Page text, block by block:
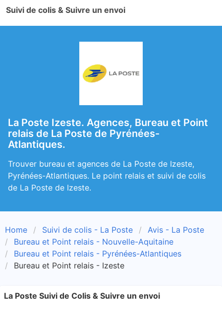
Suivi de colis & Suivre un envoi
La Poste Izeste. Agences, Bureau et Point
relais de La Poste de Pyrénées-
Atlantiques.
Trouver bureau et agences de La Poste de Izeste,
Pyrénées-Atlantiques. Le point relais et suivi de colis
de La Poste de Izeste.
Home Suivi de colis - La Poste
Avis - La Poste
Bureau et Point relais - Nouvelle-Aquitaine
Bureau et Point relais - Pyrénées-Atlantiques
Bureau et Point relais - Izeste
La Poste Suivi de Colis & Suivre un envoi